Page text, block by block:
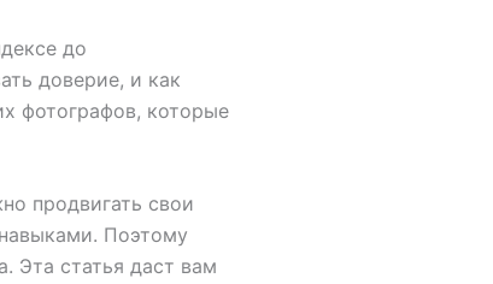
до
доверие, и как
фотографов, которые
продвигать свои
Поэтому
Эта статья даст вам